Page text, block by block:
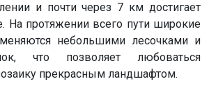
и почти через 7 км достигает
На протяжении всего пути широкие
небольшими лесочками и
что позволяет любоваться
прекрасным ландшафтом.